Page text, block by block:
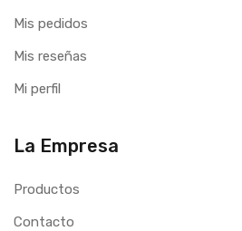
Mis pedidos
Mis reseñas
Mi perfil
La Empresa
Productos
Contacto